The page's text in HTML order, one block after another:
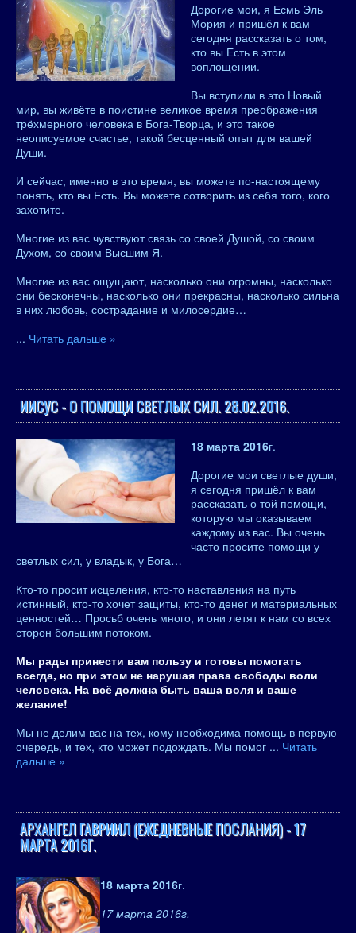
Дорогие мои, я Есмь Эль
Мория и пришёл к вам
сегодня рассказать о том,
кто вы Есть в этом
воплощении.
Вы вступили в это Новый
мир, вы живёте в поистине великое время преображения
трёхмерного человека в Бога-Творца, и это такое
неописуемое счастье, такой бесценный опыт для вашей
Души.
И сейчас, именно в это время, вы можете по-настоящему
понять, кто вы Есть. Вы можете сотворить из себя того, кого
захотите.
Многие из вас чувствуют связь со своей Душой, со своим
Духом, со своим Высшим Я.
Многие из вас ощущают, насколько они огромны, насколько
они бесконечны, насколько они прекрасны, насколько сильна
в них любовь, сострадание и милосердие…
... Читать дальше »
ИИСУС - О ПОМОЩИ СВЕТЛЫХ СИЛ. 28.02.2016.
18 марта 2016г.
Дорогие мои светлые души,
я сегодня пришёл к вам
рассказать о той помощи,
которую мы оказываем
каждому из вас. Вы очень
часто просите помощи у
светлых сил, у владык, у Бога…
Кто-то просит исцеления, кто-то наставления на путь
истинный, кто-то хочет защиты, кто-то денег и материальных
ценностей… Просьб очень много, и они летят к нам со всех
сторон большим потоком.
Мы рады принести вам пользу и готовы помогать
всегда, но при этом не нарушая права свободы воли
человека. На всё должна быть ваша воля и ваше
желание!
Мы не делим вас на тех, кому необходима помощь в первую
очередь, и тех, кто может подождать. Мы помог ... Читать
дальше »
АРХАНГЕЛ ГАВРИИЛ (ЕЖЕДНЕВНЫЕ ПОСЛАНИЯ) - 17
МАРТА 2016Г.
18 марта 2016г.
17 марта 2016г.